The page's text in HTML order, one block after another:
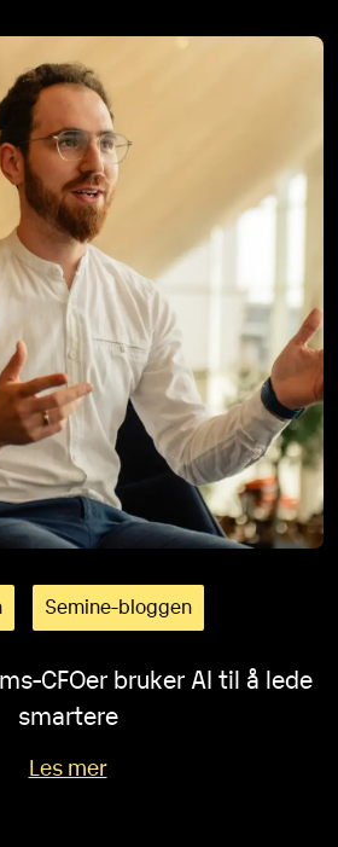
Semine-bloggen
CFOer bruker AI til å lede
smartere
Les mer